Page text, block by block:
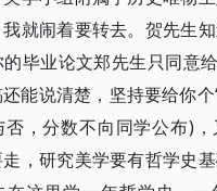
就闹着要转去。贺先生
毕业论文郑先生只同意
能说清楚，坚持要给你个
否，分数不向同学公布)
，研究美学要有哲学史